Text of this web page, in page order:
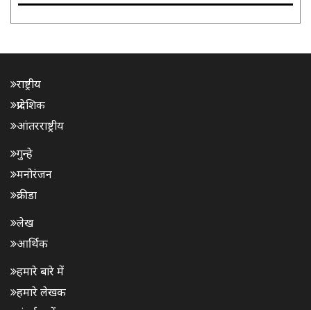
राष्ट्रीय
प्रादेशिक
आंतरराष्ट्रीय
गुन्हे
मनोरंजन
क्रीडा
लेख
आर्थिक
हमारे बारे में
हमारे लेखक